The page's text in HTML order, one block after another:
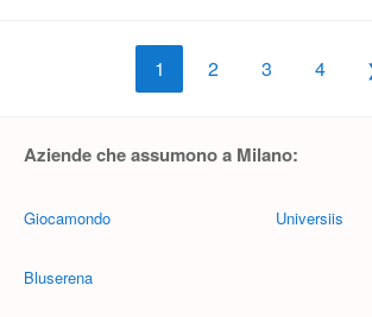
1 2 3 4
Aziende che assumono a Milano:
Giocamondo
Bluserena
Universiis